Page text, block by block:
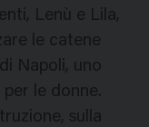
Lenù e Lila,
le catene
Napoli, uno
le donne.
sulla